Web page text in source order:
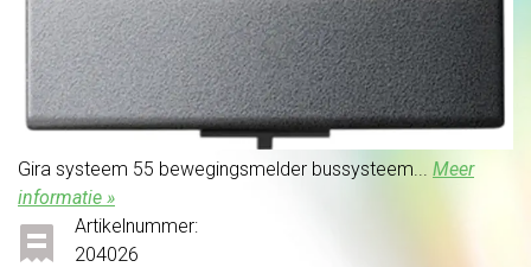
Gira systeem 55 bewegingsmelder bussysteem... Meer
informatie »
Artikelnummer:
204026